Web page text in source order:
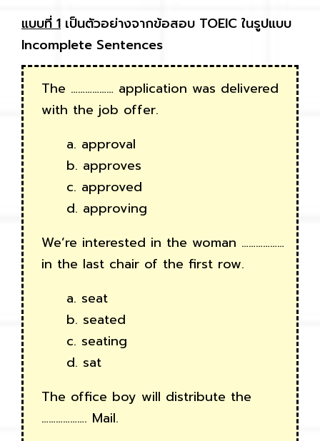
แบบที่ 1 เป็นตัวอย่างจากข้อสอบ TOEIC ในรูปแบบ
Incomplete Sentences
The ……………… application was delivered
with the job offer.
a. approval
b. approves
c. approved
d. approving
We’re interested in the woman ………………
in the last chair of the first row.
a. seat
b. seated
c. seating
d. sat
The office boy will distribute the
………………. Mail.